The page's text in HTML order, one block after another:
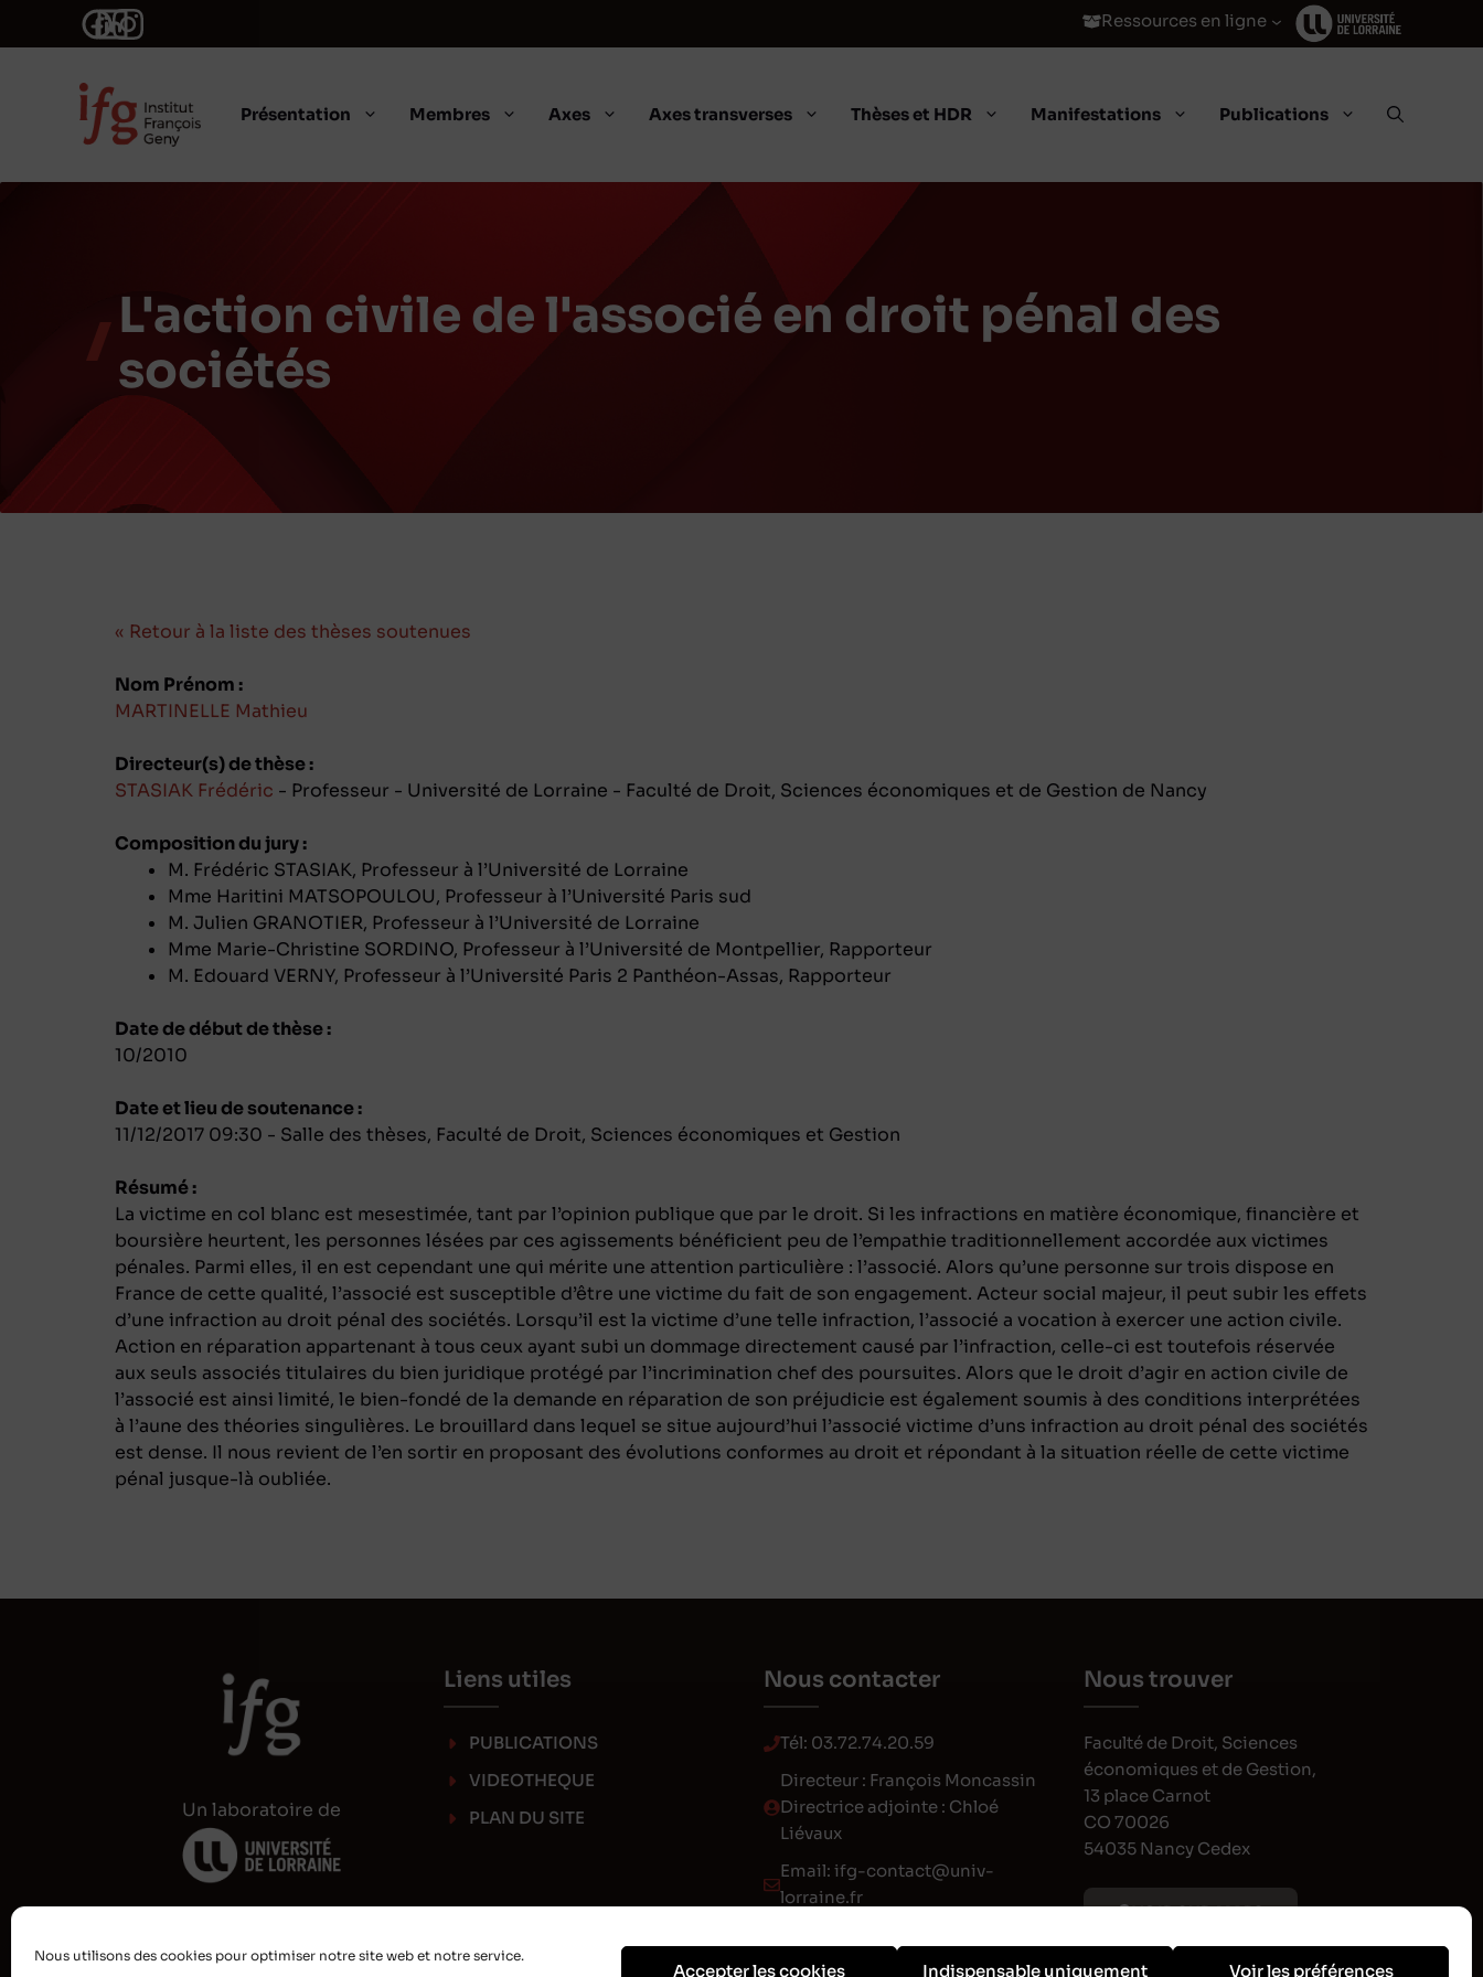
Nous utilisons des cookies pour optimiser notre site web et notre service.
Accepter les cookies Indispensable uniquement Voir les préférences
Ressources en ligne
Présentation Membres Axes Axes transverses Thèses et HDR Manifestations Publications
L'action civile de l'associé en droit pénal des
sociétés
« Retour à la liste des thèses soutenues
Nom Prénom :
MARTINELLE Mathieu
Directeur(s) de thèse :
STASIAK Frédéric - Professeur - Université de Lorraine - Faculté de Droit, Sciences économiques et de Gestion de Nancy
Composition du jury :
M. Frédéric STASIAK, Professeur à l’Université de Lorraine
Mme Haritini MATSOPOULOU, Professeur à l’Université Paris sud
M. Julien GRANOTIER, Professeur à l’Université de Lorraine
Mme Marie-Christine SORDINO, Professeur à l’Université de Montpellier, Rapporteur
M. Edouard VERNY, Professeur à l’Université Paris 2 Panthéon-Assas, Rapporteur
Date de début de thèse :
10/2010
Date et lieu de soutenance :
11/12/2017 09:30 - Salle des thèses, Faculté de Droit, Sciences économiques et Gestion
Résumé :
La victime en col blanc est mesestimée, tant par l’opinion publique que par le droit. Si les infractions en matière économique, financière et
boursière heurtent, les personnes lésées par ces agissements bénéficient peu de l’empathie traditionnellement accordée aux victimes
pénales. Parmi elles, il en est cependant une qui mérite une attention particulière : l’associé. Alors qu’une personne sur trois dispose en
France de cette qualité, l’associé est susceptible d’être une victime du fait de son engagement. Acteur social majeur, il peut subir les effets
d’une infraction au droit pénal des sociétés. Lorsqu’il est la victime d’une telle infraction, l’associé a vocation à exercer une action civile.
Action en réparation appartenant à tous ceux ayant subi un dommage directement causé par l’infraction, celle-ci est toutefois réservée
aux seuls associés titulaires du bien juridique protégé par l’incrimination chef des poursuites. Alors que le droit d’agir en action civile de
l’associé est ainsi limité, le bien-fondé de la demande en réparation de son préjudicie est également soumis à des conditions interprétées
à l’aune des théories singulières. Le brouillard dans lequel se situe aujourd’hui l’associé victime d’uns infraction au droit pénal des sociétés
est dense. Il nous revient de l’en sortir en proposant des évolutions conformes au droit et répondant à la situation réelle de cette victime
pénal jusque-là oubliée.
Un laboratoire de
Liens utiles
PUBLICATIONS
VIDEOTHEQUE
PLAN DU SITE
Nous contacter
Tél: 03.72.74.20.59
Directeur : François Moncassin
Directrice adjointe : Chloé
Liévaux
Email: ifg-contact@univ-
lorraine.fr
Nous trouver
Faculté de Droit, Sciences
économiques et de Gestion,
13 place Carnot
CO 70026
54035 Nancy Cedex
VOIR SUR MAPS